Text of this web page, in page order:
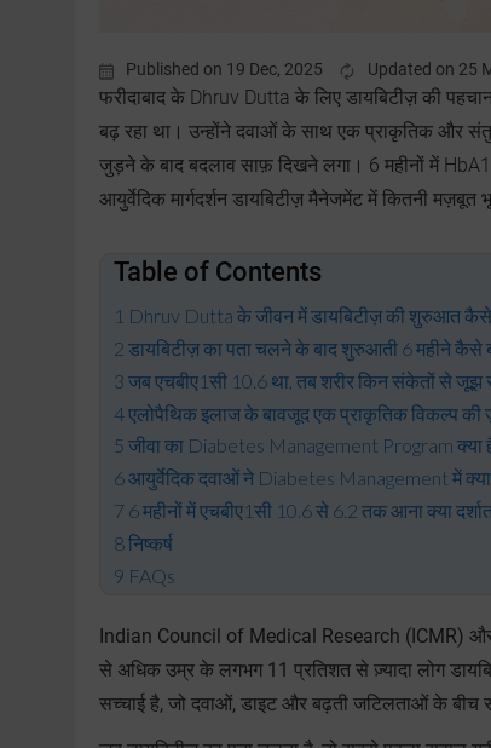
Published on 19 Dec, 2025 Updated on 25
फरीदाबाद के Dhruv Dutta के लिए डायबिटीज़ की
बढ़ रहा था। उन्होंने दवाओं के साथ एक प्राकृतिक और
जुड़ने के बाद बदलाव साफ़ दिखने लगा। 6 महीनों में
आयुर्वेदिक मार्गदर्शन डायबिटीज़ मैनेजमेंट में कितनी मज़बूत
Table of Contents
Dhruv Dutta के जीवन में डायबिटीज़ की शुरुआत कैसे
डायबिटीज़ का पता चलने के बाद शुरुआती 6 महीने कैसे
जब एचबीए1सी 10.6 था, तब शरीर किन संकेतों से जूझ
एलोपैथिक इलाज के बावजूद एक प्राकृतिक विकल्प
जीवा का Diabetes Management Program
आयुर्वेदिक दवाओं ने Diabetes Management में क्या
6 महीनों में एचबीए1सी 10.6 से 6.2 तक आना क्या
निष्कर्ष
FAQs
Indian Council of Medical Research (ICMR) और
से अधिक उम्र के लगभग 11 प्रतिशत से ज़्यादा लोग
सच्चाई है, जो दवाओं, डाइट और बढ़ती जटिलताओं के बीच